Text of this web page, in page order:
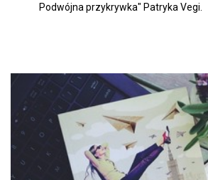
Podwójna przykrywka" Patryka Vegi.